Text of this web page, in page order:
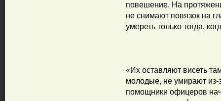
повешение. На
не снимают повязок на
умереть только тогда,
«Их оставляют висеть
молодые, не умирают из-
помощники офицеров